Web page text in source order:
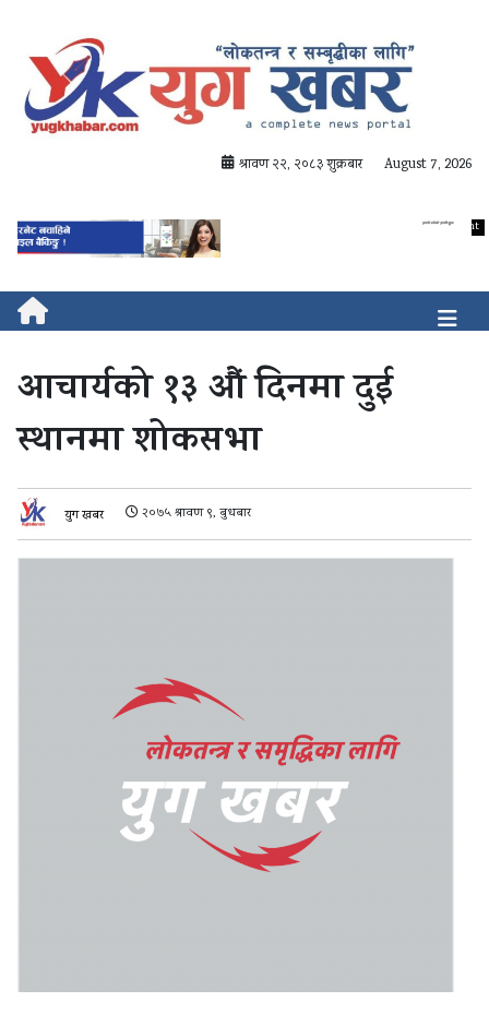
श्रावण २२, २०८३ शुक्रबार August 7, 2026
आचार्यको १३ औं दिनमा दुई
स्थानमा शोकसभा
युग खबर २०७५ श्रावण ९, बुधबार